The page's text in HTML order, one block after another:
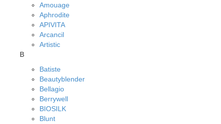
Amouage
Aphrodite
APIVITA
Arcancil
Artistic
B
Batiste
Beautyblender
Bellagio
Berrywell
BIOSILK
Blunt